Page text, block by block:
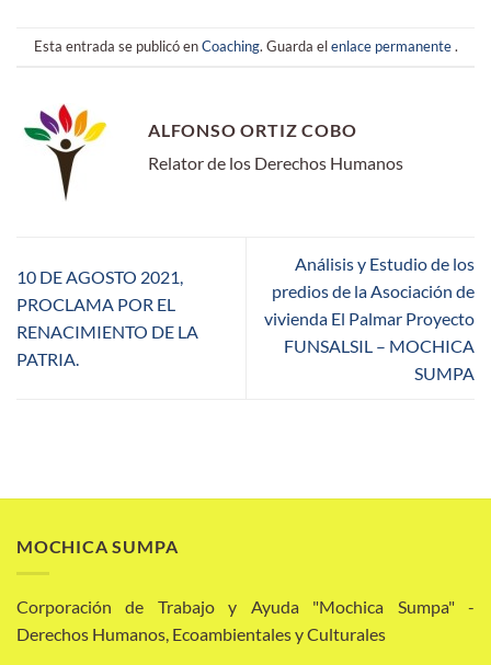
Esta entrada se publicó enCoaching. Guarda elenlace permanente.
ALFONSO ORTIZ COBO
Relator de los Derechos Humanos
10 DE AGOSTO 2021,
PROCLAMA POR EL
RENACIMIENTO DE LA
PATRIA.
Análisis y Estudio de los
predios de la Asociación de
vivienda El Palmar Proyecto
FUNSALSIL – MOCHICA
SUMPA
MOCHICA SUMPA
Corporación de Trabajo y Ayuda "Mochica Sumpa" -
Derechos Humanos, Ecoambientales y Culturales